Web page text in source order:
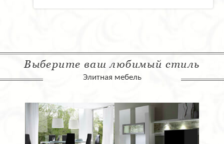
Выберите ваш любимый стиль
Элитная мебель